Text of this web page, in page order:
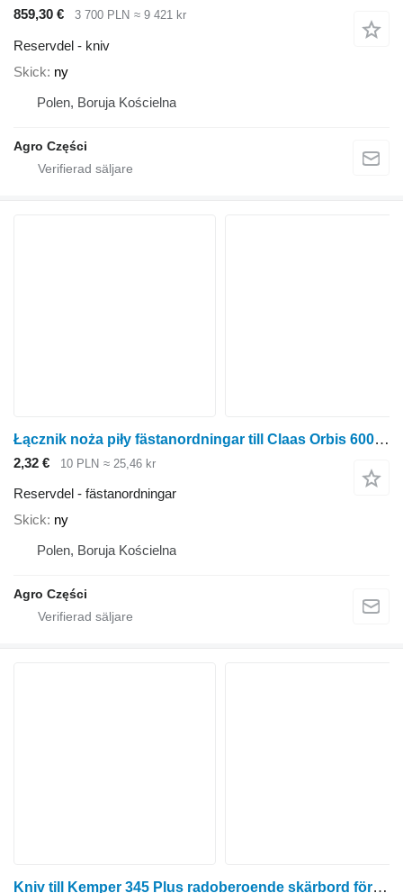
859,30 € 3 700 PLN ≈ 9 421 kr
Reservdel - kniv
Skick ny
Polen, Boruja Kościelna
Agro Części
Łącznik noża piły fästanordningar till Claas Orbis 600, Orbis 750, Orbis 900 radoberoende skärbord för majsskörd
2,32 € 10 PLN ≈ 25,46 kr
Reservdel - fästanordningar
Skick ny
Polen, Boruja Kościelna
Agro Części
Kniv till Kemper 345 Plus radoberoende skärbord för majsskörd